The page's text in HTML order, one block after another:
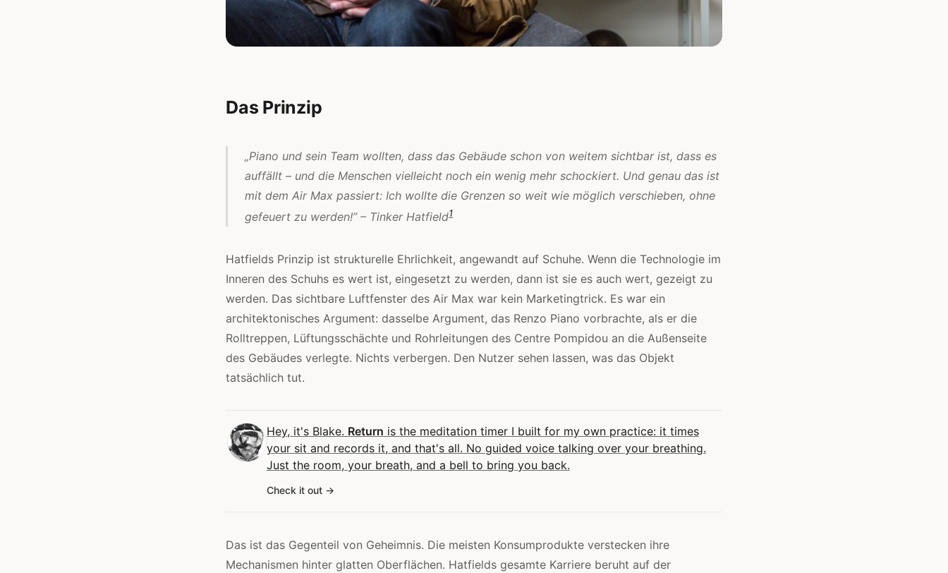
Das Prinzip
„Piano und sein Team wollten, dass das Gebäude schon von weitem sichtbar ist, dass es
auffällt – und die Menschen vielleicht noch ein wenig mehr schockiert. Und genau das ist
mit dem Air Max passiert: Ich wollte die Grenzen so weit wie möglich verschieben, ohne
gefeuert zu werden!” – Tinker Hatfield1
Hatfields Prinzip ist strukturelle Ehrlichkeit, angewandt auf Schuhe. Wenn die Technologie im
Inneren des Schuhs es wert ist, eingesetzt zu werden, dann ist sie es auch wert, gezeigt zu
werden. Das sichtbare Luftfenster des Air Max war kein Marketingtrick. Es war ein
architektonisches Argument: dasselbe Argument, das Renzo Piano vorbrachte, als er die
Rolltreppen, Lüftungsschächte und Rohrleitungen des Centre Pompidou an die Außenseite
des Gebäudes verlegte. Nichts verbergen. Den Nutzer sehen lassen, was das Objekt
tatsächlich tut.
Hey, it's Blake. Return is the meditation timer I built for my own practice: it times
your sit and records it, and that's all. No guided voice talking over your breathing.
Just the room, your breath, and a bell to bring you back.
Check it out
Das ist das Gegenteil von Geheimnis. Die meisten Konsumprodukte verstecken ihre
Mechanismen hinter glatten Oberflächen. Hatfields gesamte Karriere beruht auf der